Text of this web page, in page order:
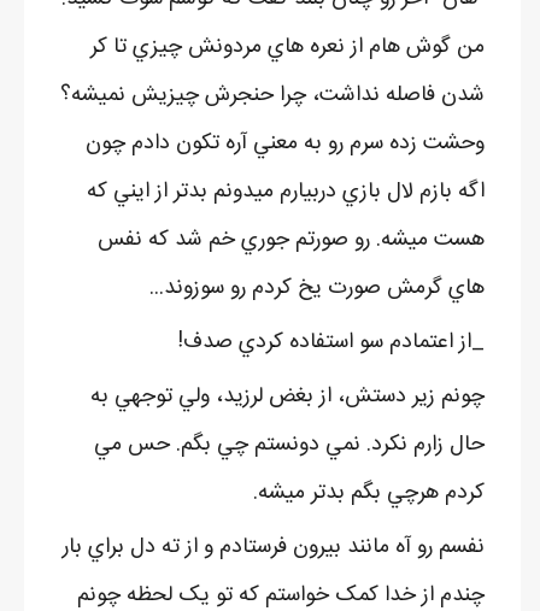
من گوش هام از نعره هاي مردونش چيزي تا کر
شدن فاصله نداشت، چرا حنجرش چيزيش نميشه؟
وحشت زده سرم رو به معني آره تکون دادم چون
اگه بازم لال بازي دربيارم ميدونم بدتر از ايني که
هست ميشه. رو صورتم جوري خم شد که نفس
هاي گرمش صورت يخ کردم رو سوزوند...
_از اعتمادم سو استفاده کردي صدف!
چونم زير دستش، از بغض لرزيد، ولي توجهي به
حال زارم نکرد. نمي دونستم چي بگم. حس مي
کردم هرچي بگم بدتر ميشه.
نفسم رو آه مانند بيرون فرستادم و از ته دل براي بار
چندم از خدا کمک خواستم که تو يک لحظه چونم